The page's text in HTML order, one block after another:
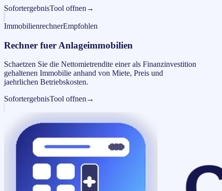
SofortergebnisTool offnen →
ImmobilienrechnerEmpfohlen
Rechner fuer Anlageimmobilien
Schaetzen Sie die Nettomietrendite einer als Finanzinvestition
gehaltenen Immobilie anhand von Miete, Preis und
jaehrlichen Betriebskosten.
SofortergebnisTool offnen →